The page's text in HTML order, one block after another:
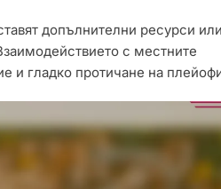
допълнителни ресурси или
с местните
и гладко протичане на